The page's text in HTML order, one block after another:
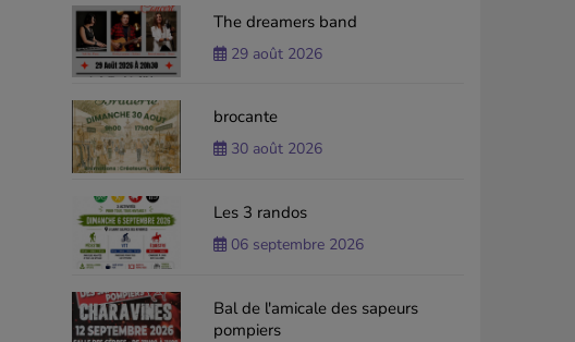
The dreamers band
29 août 2026
brocante
30 août 2026
Les 3 randos
06 septembre 2026
Bal de l'amicale des sapeurs
pompiers